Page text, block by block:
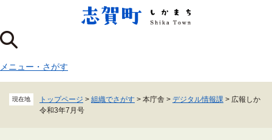
ジ
の
頭
で
メニューを飛ばして本文へ
メニュー ・ さがす
現在地 トップページ > 組織でさがす > 本庁舎 > デジタル情報課 > 広報しか
令和3年7月号